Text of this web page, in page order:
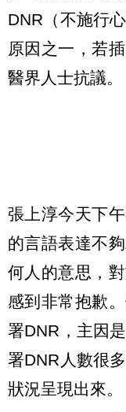
DNR（不施行
原因之一，若
醫界人士抗議。
張上淳今天下
的言語表達不
何人的意思，
感到非常抱歉
署DNR，主因
署DNR人數很
狀況呈現出來。